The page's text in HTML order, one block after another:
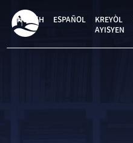
para
conteúdo
ENGLISH ESPAÑOL
KREYÒL
AYISYEN